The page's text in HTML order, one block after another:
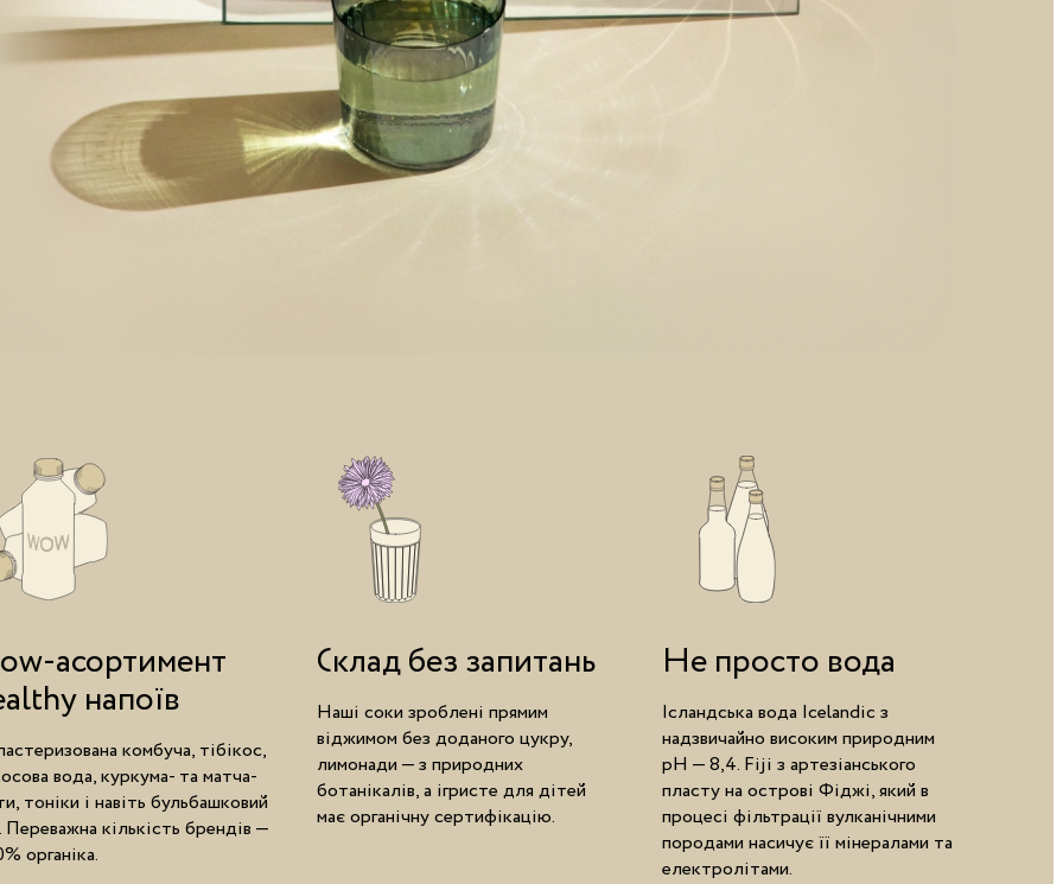
асортимент
напоїв
комбуча, тібікос,
вода, куркума- та матча-
тоніки і навіть бульбашковий
Переважна кількість брендів —
органіка.
Склад без запитань
Наші соки зроблені прямим
віджимом без доданого цукру,
лимонади — з природних
ботанікалів, а ігристе для дітей
має органічну сертифікацію.
Не просто вода
Ісландська вода Icelandic з
надзвичайно високим природним
pH — 8,4. Fiji з артезіанського
пласту на острові Фіджі, який в
процесі фільтрації вулканічними
породами насичує її мінералами та
електролітами.